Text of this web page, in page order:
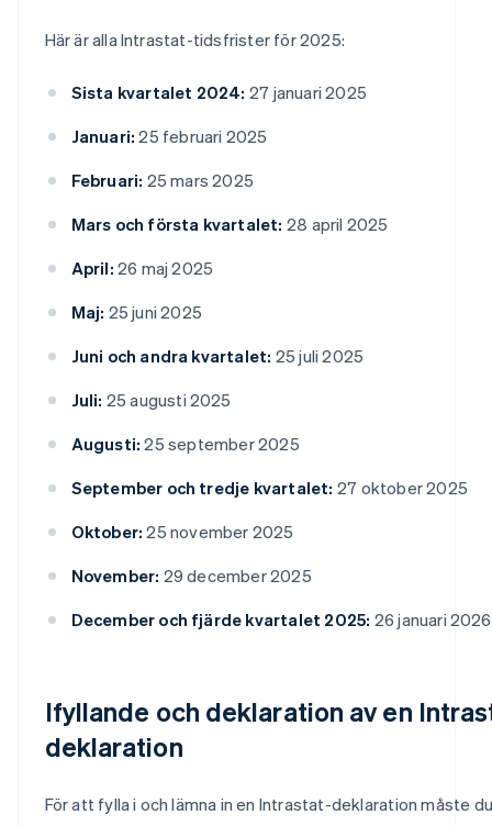
Här är alla Intrastat-tidsfrister för 2025:
Sista kvartalet 2024: 27 januari 2025
Januari: 25 februari 2025
Februari: 25 mars 2025
Mars och första kvartalet: 28 april 2025
April: 26 maj 2025
Maj: 25 juni 2025
Juni och andra kvartalet: 25 juli 2025
Juli: 25 augusti 2025
Augusti: 25 september 2025
September och tredje kvartalet: 27 oktober 2025
Oktober: 25 november 2025
November: 29 december 2025
December och fjärde kvartalet 2025: 26 januari 2026
Ifyllande och deklaration av en
deklaration
För att fylla i och lämna in en Intrastat-deklaration måste